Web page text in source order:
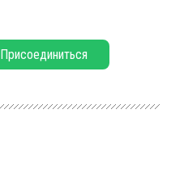
Присоединиться